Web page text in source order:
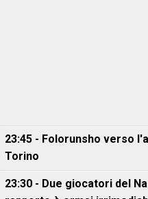
23:45 - Folorunsho verso
Torino
23:30 - Due giocatori del